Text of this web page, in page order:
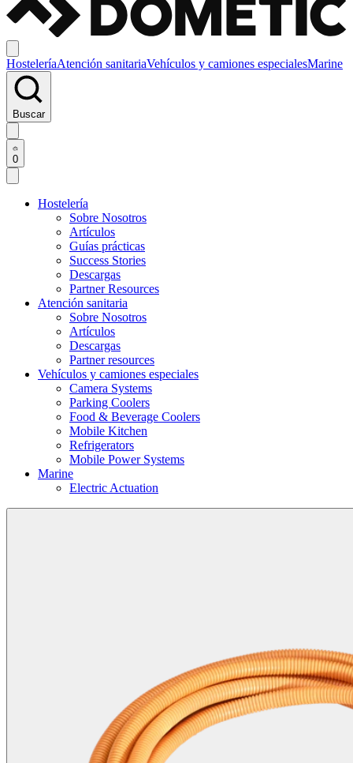
HosteleríaAtención sanitariaVehículos y camiones especialesMarine
Buscar
0
Hostelería
Sobre Nosotros
Artículos
Guías prácticas
Success Stories
Descargas
Partner Resources
Atención sanitaria
Sobre Nosotros
Artículos
Descargas
Partner resources
Vehículos y camiones especiales
Camera Systems
Parking Coolers
Food & Beverage Coolers
Mobile Kitchen
Refrigerators
Mobile Power Systems
Marine
Electric Actuation